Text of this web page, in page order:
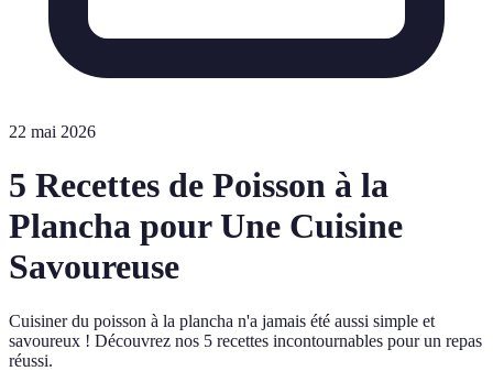
22 mai 2026
5 Recettes de Poisson à la
Plancha pour Une Cuisine
Savoureuse
Cuisiner du poisson à la plancha n'a jamais été aussi simple et
savoureux ! Découvrez nos 5 recettes incontournables pour un repas
réussi.